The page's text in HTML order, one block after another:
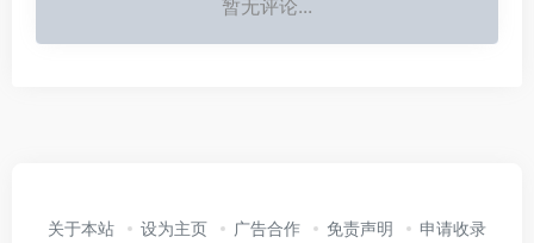
暂无评论...
关于本站 设为主页 广告合作 免责声明 申请收录